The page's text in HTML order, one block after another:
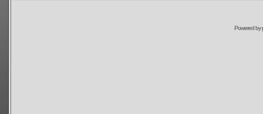
Powered by